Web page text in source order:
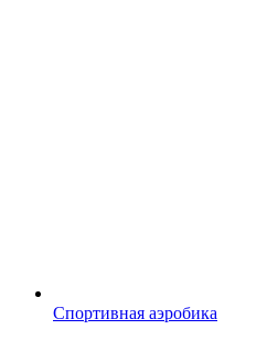
Спортивная аэробика